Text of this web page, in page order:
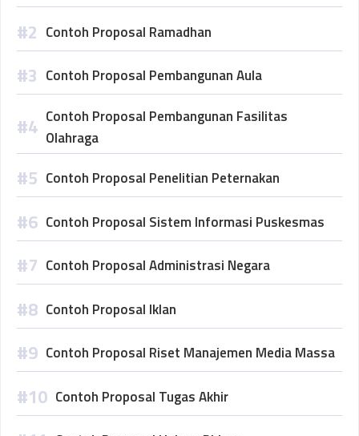
Contoh Proposal Ramadhan
Contoh Proposal Pembangunan Aula
Contoh Proposal Pembangunan Fasilitas
Olahraga
Contoh Proposal Penelitian Peternakan
Contoh Proposal Sistem Informasi Puskesmas
Contoh Proposal Administrasi Negara
Contoh Proposal Iklan
Contoh Proposal Riset Manajemen Media Massa
Contoh Proposal Tugas Akhir